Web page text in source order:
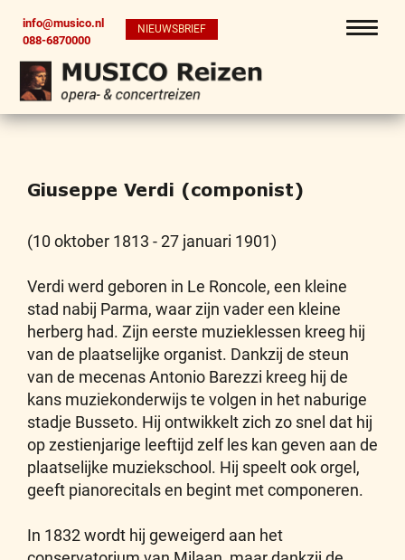
info@musico.nl
088-6870000
NIEUWSBRIEF
Giuseppe Verdi (componist)
(10 oktober 1813 - 27 januari 1901)
Verdi werd geboren in Le Roncole, een kleine
stad nabij Parma, waar zijn vader een kleine
herberg had. Zijn eerste muzieklessen kreeg hij
van de plaatselijke organist. Dankzij de steun
van de mecenas Antonio Barezzi kreeg hij de
kans muziekonderwijs te volgen in het naburige
stadje Busseto. Hij ontwikkelt zich zo snel dat hij
op zestienjarige leeftijd zelf les kan geven aan de
plaatselijke muziekschool. Hij speelt ook orgel,
geeft pianorecitals en begint met componeren.
In 1832 wordt hij geweigerd aan het